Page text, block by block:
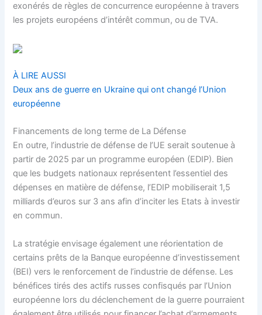
exonérés de règles de concurrence européenne à travers
les projets européens d’intérêt commun, ou de TVA.
À LIRE AUSSI
Deux ans de guerre en Ukraine qui ont changé l’Union
européenne
Financements de long terme de La Défense
En outre, l’industrie de défense de l’UE serait soutenue à
partir de 2025 par un programme européen (EDIP). Bien
que les budgets nationaux représentent l’essentiel des
dépenses en matière de défense, l’EDIP mobiliserait 1,5
milliards d’euros sur 3 ans afin d’inciter les Etats à investir
en commun.
La stratégie envisage également une réorientation de
certains prêts de la Banque européenne d’investissement
(BEI) vers le renforcement de l’industrie de défense. Les
bénéfices tirés des actifs russes confisqués par l’Union
européenne lors du déclenchement de la guerre pourraient